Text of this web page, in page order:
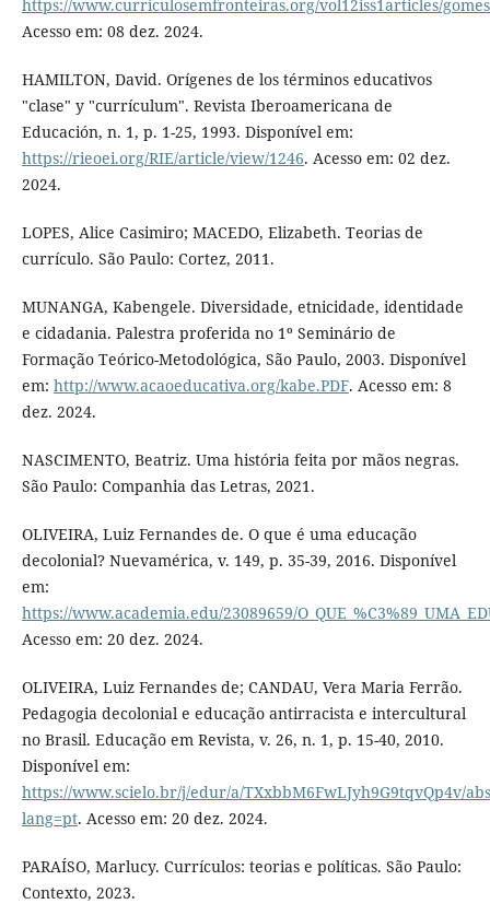
https://www.curriculosemfronteiras.org/vol12iss1articles/
Acesso em: 08 dez. 2024.
HAMILTON, David. Orígenes de los términos educativos
"clase" y "currículum". Revista Iberoamericana de
Educación, n. 1, p. 1-25, 1993. Disponível em:
https://rieoei.org/RIE/article/view/1246. Acesso em: 02 dez.
2024.
LOPES, Alice Casimiro; MACEDO, Elizabeth. Teorias de
currículo. São Paulo: Cortez, 2011.
MUNANGA, Kabengele. Diversidade, etnicidade, identidade
e cidadania. Palestra proferida no 1º Seminário de
Formação Teórico-Metodológica, São Paulo, 2003. Disponível
em: http://www.acaoeducativa.org/kabe.PDF. Acesso em: 8
dez. 2024.
NASCIMENTO, Beatriz. Uma história feita por mãos negras.
São Paulo: Companhia das Letras, 2021.
OLIVEIRA, Luiz Fernandes de. O que é uma educação
decolonial? Nuevamérica, v. 149, p. 35-39, 2016. Disponível
em:
https://www.academia.edu/23089659/
Acesso em: 20 dez. 2024.
OLIVEIRA, Luiz Fernandes de; CANDAU, Vera Maria Ferrão.
Pedagogia decolonial e educação antirracista e intercultural
no Brasil. Educação em Revista, v. 26, n. 1, p. 15-40, 2010.
Disponível em:
https://www.scielo.br/j/edur/a/TXxbbM6FwLJyh9G9tqvQp4v/
lang=pt. Acesso em: 20 dez. 2024.
PARAÍSO, Marlucy. Currículos: teorias e políticas. São Paulo:
Contexto, 2023.